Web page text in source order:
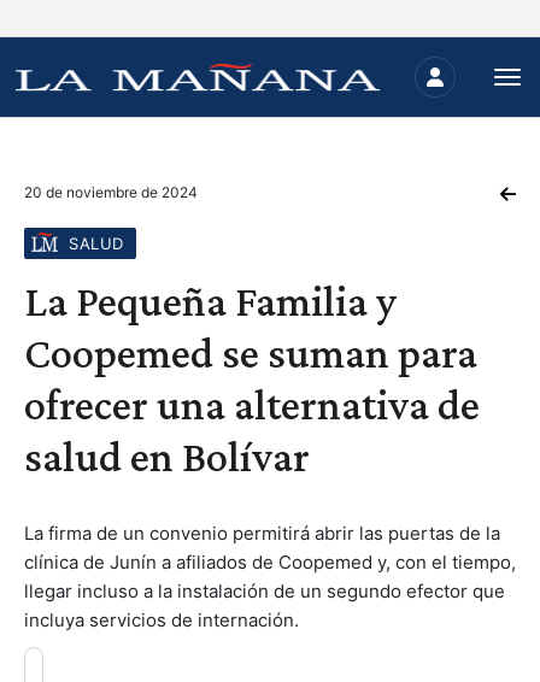
20 de noviembre de 2024
SALUD
La Pequeña Familia y
Coopemed se suman para
ofrecer una alternativa de
salud en Bolívar
La firma de un convenio permitirá abrir las puertas de la
clínica de Junín a afiliados de Coopemed y, con el tiempo,
llegar incluso a la instalación de un segundo efector que
incluya servicios de internación.